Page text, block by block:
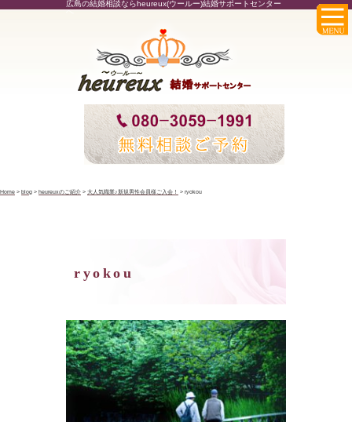
広島の結婚相談ならheureux(ウールー)結婚サポートセンター
へ
Home > blog > heureuxのご紹介 > 大人気職業♪新規男性会員様ご入会！ > ryokou
ryokou